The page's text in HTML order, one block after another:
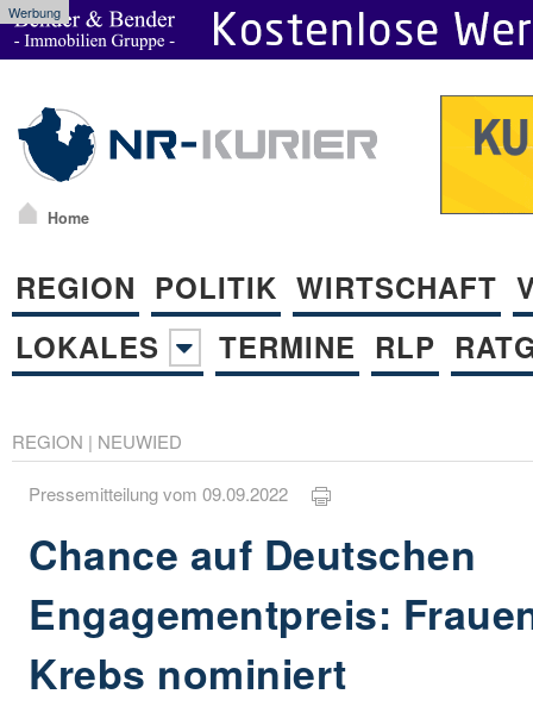
Werbung
Home
REGION POLITIK WIRTSCHAFT
LOKALES
TERMINE RLP
REGION | NEUWIED
Pressemitteilung vom 09.09.2022
Chance auf Deutschen
Engagementpreis:
Krebs nominiert